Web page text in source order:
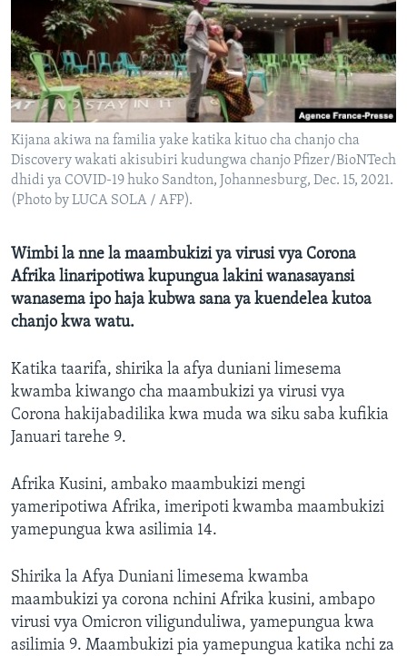
Kijana akiwa na familia yake katika kituo cha chanjo cha
Discovery wakati akisubiri kudungwa chanjo Pfizer/BioNTech
dhidi ya COVID-19 huko Sandton, Johannesburg, Dec. 15, 2021.
(Photo by LUCA SOLA / AFP).
Wimbi la nne la maambukizi ya virusi vya Corona
Afrika linaripotiwa kupungua lakini wanasayansi
wanasema ipo haja kubwa sana ya kuendelea kutoa
chanjo kwa watu.
Katika taarifa, shirika la afya duniani limesema
kwamba kiwango cha maambukizi ya virusi vya
Corona hakijabadilika kwa muda wa siku saba kufikia
Januari tarehe 9.
Afrika Kusini, ambako maambukizi mengi
yameripotiwa Afrika, imeripoti kwamba maambukizi
yamepungua kwa asilimia 14.
Shirika la Afya Duniani limesema kwamba
maambukizi ya corona nchini Afrika kusini, ambapo
virusi vya Omicron viligunduliwa, yamepungua kwa
asilimia 9. Maambukizi pia yamepungua katika nchi za